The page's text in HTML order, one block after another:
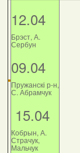
12.04
Брэст, А.
Сербун
09.04
Пружанскі р-н,
С. Абрамчук
15.04
Кобрын, А.
Страчук,
Мальчук